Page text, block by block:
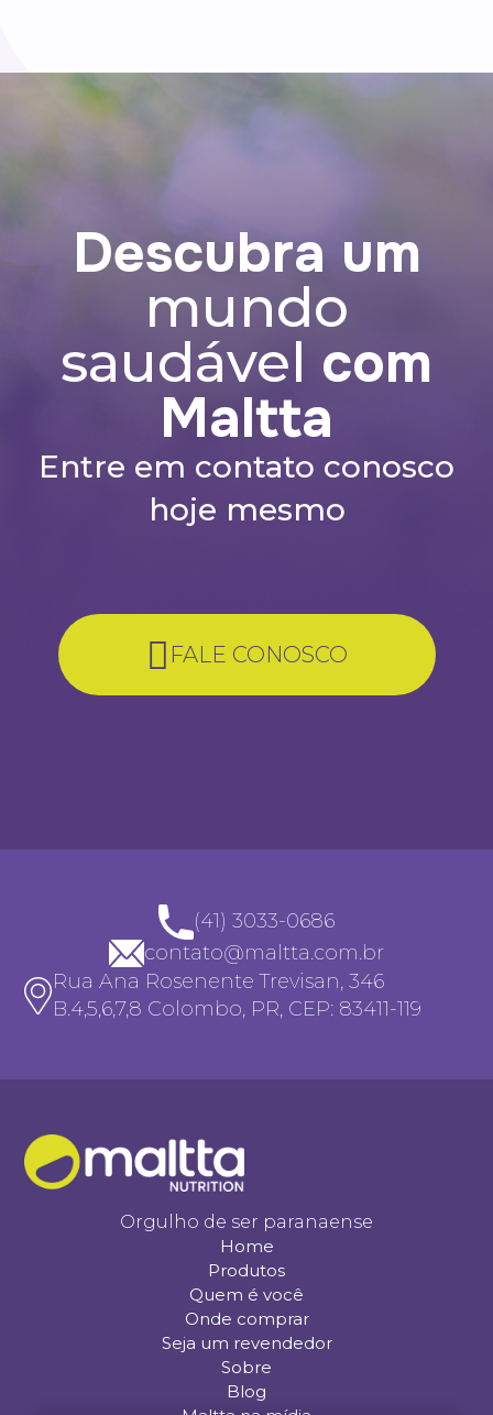
Descubra um
mundo
saudável com
Maltta
Entre em contato conosco
hoje mesmo
FALE CONOSCO
(41) 3033-0686
contato@maltta.com.br
Rua Ana Rosenente Trevisan, 346
B.4,5,6,7,8 Colombo, PR, CEP: 83411-119
Orgulho de ser paranaense
Home
Produtos
Quem é você
Onde comprar
Seja um revendedor
Sobre
Blog